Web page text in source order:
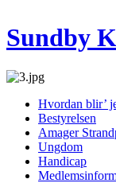
Sundby
Hvordan blir’
Bestyrelsen
Amager
Ungdom
Handicap